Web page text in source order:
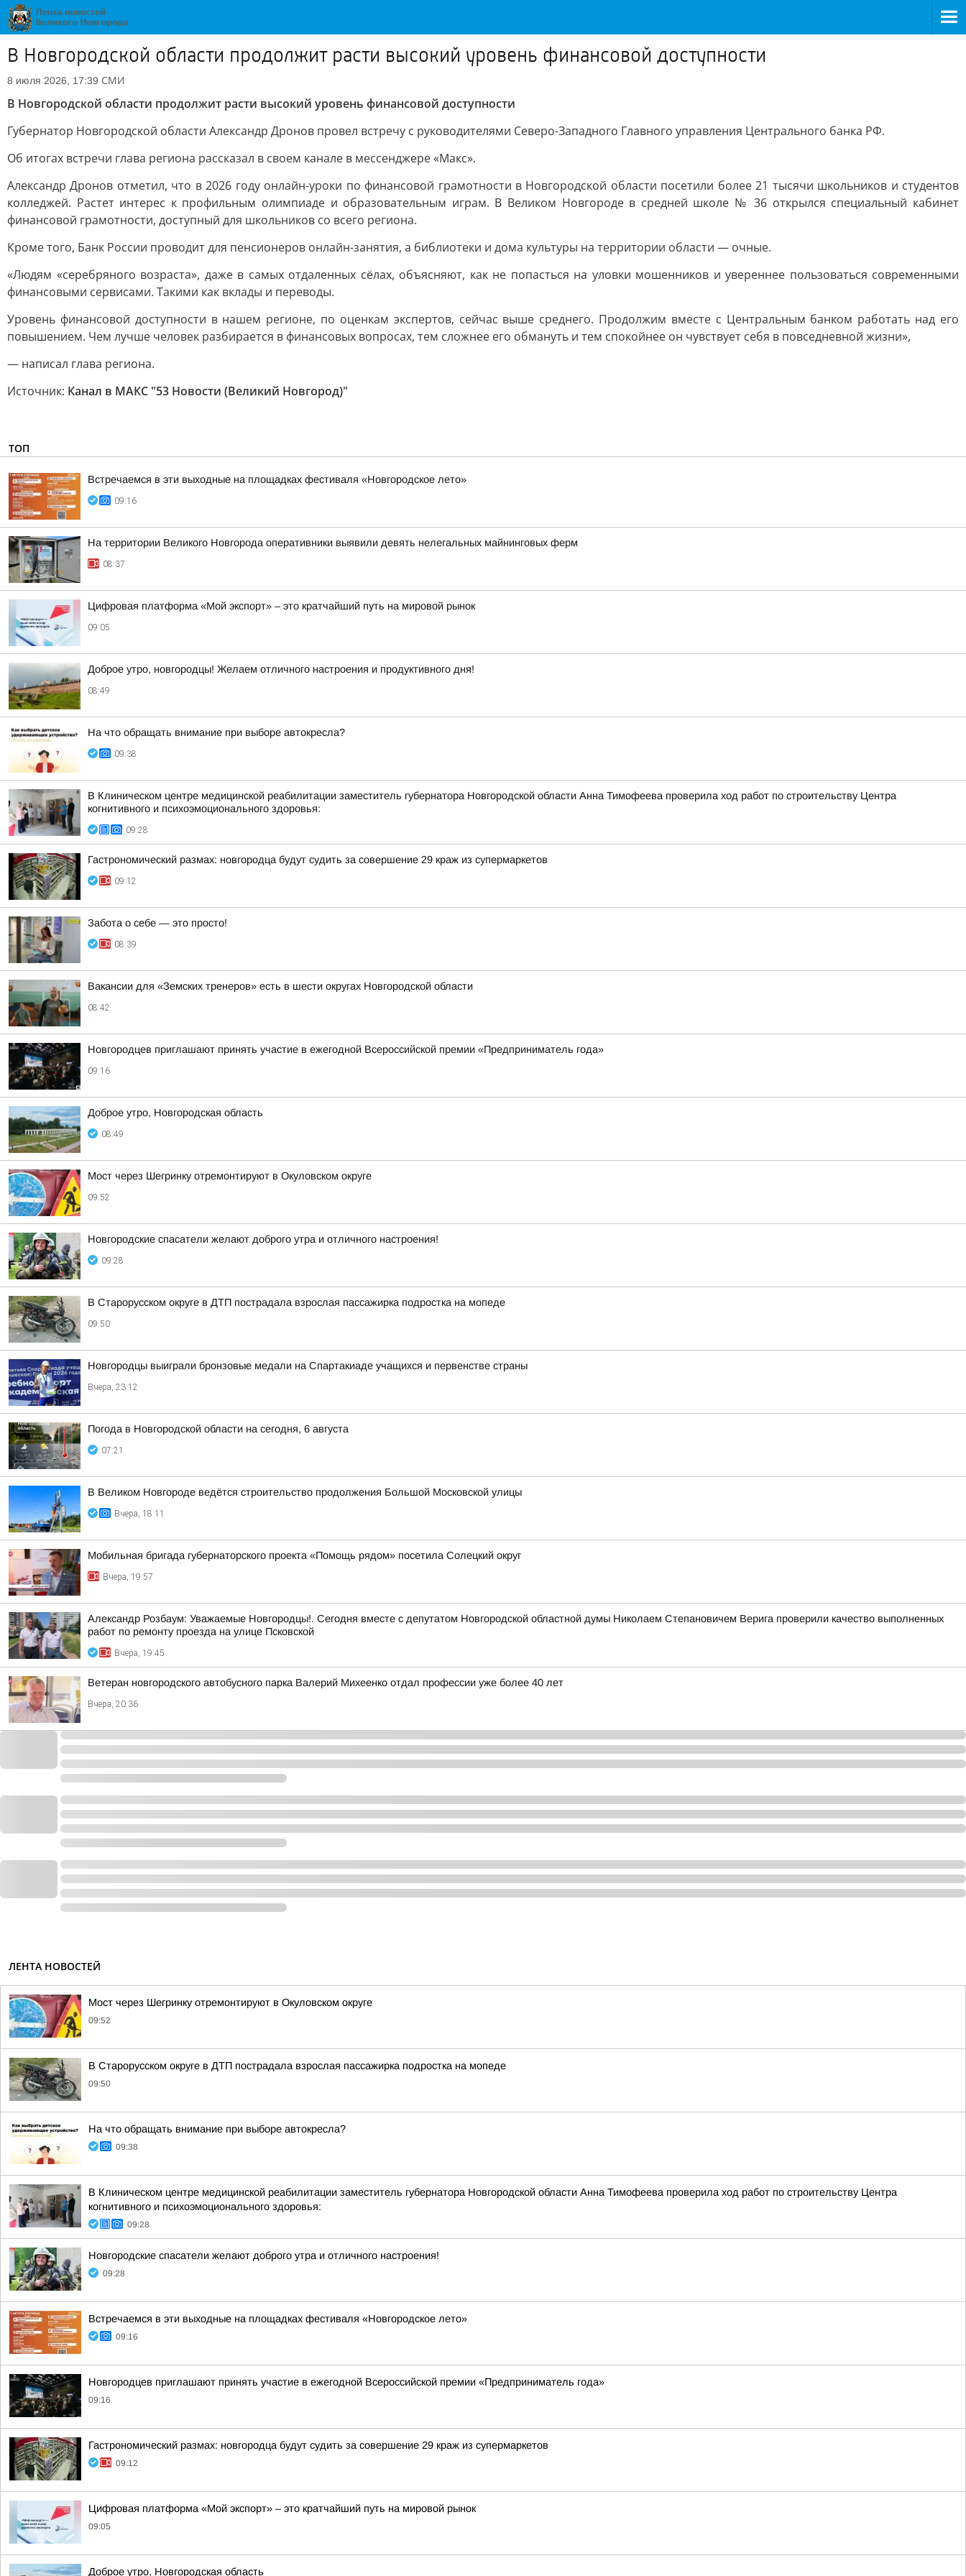
В Новгородской области продолжит расти высокий уровень финансовой доступности
8 июля 2026, 17:39 СМИ
В Новгородской области продолжит расти высокий уровень финансовой доступности
Губернатор Новгородской области Александр Дронов провел встречу с руководителями Северо-Западного Главного управления Центрального банка РФ.
Об итогах встречи глава региона рассказал в своем канале в мессенджере «Макс».
Александр Дронов отметил, что в 2026 году онлайн-уроки по финансовой грамотности в Новгородской области посетили более 21 тысячи школьников и студентов
колледжей. Растет интерес к профильным олимпиаде и образовательным играм. В Великом Новгороде в средней школе № 36 открылся специальный кабинет
финансовой грамотности, доступный для школьников со всего региона.
Кроме того, Банк России проводит для пенсионеров онлайн-занятия, а библиотеки и дома культуры на территории области — очные.
«Людям «серебряного возраста», даже в самых отдаленных сёлах, объясняют, как не попасться на уловки мошенников и увереннее пользоваться современными
финансовыми сервисами. Такими как вклады и переводы.
Уровень финансовой доступности в нашем регионе, по оценкам экспертов, сейчас выше среднего. Продолжим вместе с Центральным банком работать над его
повышением. Чем лучше человек разбирается в финансовых вопросах, тем сложнее его обмануть и тем спокойнее он чувствует себя в повседневной жизни»,
— написал глава региона.
Источник: Канал в МАКС "53 Новости (Великий Новгород)"
ТОП
Встречаемся в эти выходные на площадках фестиваля «Новгородское лето»
09:16
На территории Великого Новгорода оперативники выявили девять нелегальных майнинговых ферм
08:37
Цифровая платформа «Мой экспорт» – это кратчайший путь на мировой рынок
09:05
Доброе утро, новгородцы! Желаем отличного настроения и продуктивного дня!
08:49
На что обращать внимание при выборе автокресла?
09:38
В Клиническом центре медицинской реабилитации заместитель губернатора Новгородской области Анна Тимофеева проверила ход работ по строительству Центра
когнитивного и психоэмоционального здоровья:
09:28
Гастрономический размах: новгородца будут судить за совершение 29 краж из супермаркетов
09:12
Забота о себе — это просто!
08:39
Вакансии для «Земских тренеров» есть в шести округах Новгородской области
08:42
Новгородцев приглашают принять участие в ежегодной Всероссийской премии «Предприниматель года»
09:16
Доброе утро, Новгородская область
08:49
Мост через Шегринку отремонтируют в Окуловском округе
09:52
Новгородские спасатели желают доброго утра и отличного настроения!
09:28
В Старорусском округе в ДТП пострадала взрослая пассажирка подростка на мопеде
09:50
Новгородцы выиграли бронзовые медали на Спартакиаде учащихся и первенстве страны
Вчера, 23:12
Погода в Новгородской области на сегодня, 6 августа
07:21
В Великом Новгороде ведётся строительство продолжения Большой Московской улицы
Вчера, 18:11
Мобильная бригада губернаторского проекта «Помощь рядом» посетила Солецкий округ
Вчера, 19:57
Александр Розбаум: Уважаемые Новгородцы!. Сегодня вместе с депутатом Новгородской областной думы Николаем Степановичем Верига проверили качество выполненных
работ по ремонту проезда на улице Псковской
Вчера, 19:45
Ветеран новгородского автобусного парка Валерий Михеенко отдал профессии уже более 40 лет
Вчера, 20:36
ЛЕНТА НОВОСТЕЙ
Мост через Шегринку отремонтируют в Окуловском округе
09:52
В Старорусском округе в ДТП пострадала взрослая пассажирка подростка на мопеде
09:50
На что обращать внимание при выборе автокресла?
09:38
В Клиническом центре медицинской реабилитации заместитель губернатора Новгородской области Анна Тимофеева проверила ход работ по строительству Центра
когнитивного и психоэмоционального здоровья:
09:28
Новгородские спасатели желают доброго утра и отличного настроения!
09:28
Встречаемся в эти выходные на площадках фестиваля «Новгородское лето»
09:16
Новгородцев приглашают принять участие в ежегодной Всероссийской премии «Предприниматель года»
09:16
Гастрономический размах: новгородца будут судить за совершение 29 краж из супермаркетов
09:12
Цифровая платформа «Мой экспорт» – это кратчайший путь на мировой рынок
09:05
Доброе утро, Новгородская область